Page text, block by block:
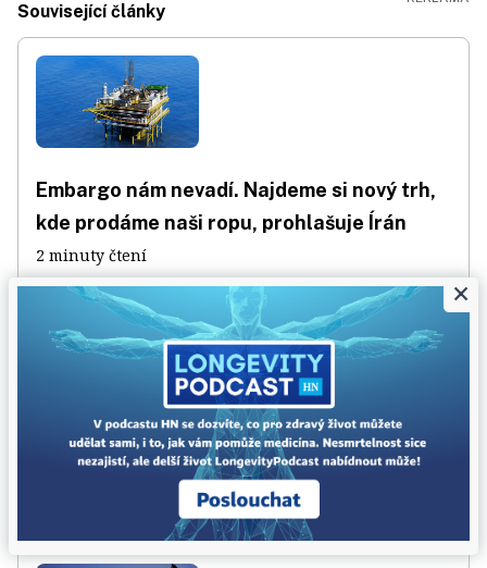
Související články
Embargo nám nevadí. Najdeme si nový trh,
kde prodáme naši ropu, prohlašuje Írán
2 minuty čtení
Spor o černé zlato z Perského zálivu: Válka
vyžene cenu ropy až o 40 dolarů
×